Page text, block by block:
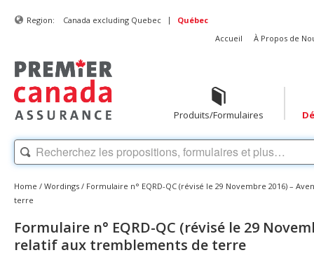
Region: Canada excluding Quebec |
Québec
Accueil
À Propos de
Produits/Formulaires
Home / Wordings / Formulaire n° EQRD-QC (révisé le 29 Novembre 2016) –
terre
Formulaire n° EQRD-QC (révisé le 29
relatif aux tremblements de terre